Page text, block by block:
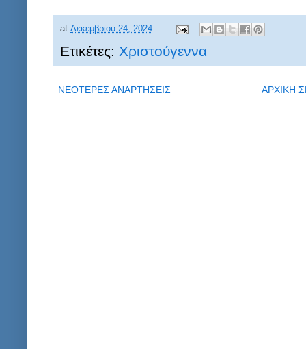
at Δεκεμβρίου 24, 2024
Ετικέτες: Χριστούγεννα
ΝΕΟΤΕΡΕΣ ΑΝΑΡΤΗΣΕΙΣ ΑΡΧΙΚΗ